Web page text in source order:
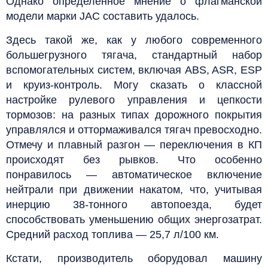
модели марки JAC составить удалось.
Здесь такой же, как у любого современного
большегрузного тягача, стандартный набор
вспомогательных систем, включая ABS, ASR, ESP
и круиз-контроль. Могу сказать о классной
настройке рулевого управления и цепкости
тормозов: на разных типах дорожного покрытия
управлялся и оттормаживался тягач превосходно.
Отмечу и плавный разгон — переключения в КП
происходят без рывков. Что особенно
понравилось — автоматическое включение
нейтрали при движении накатом, что, учитывая
инерцию 38-тонного автопоезда, будет
способствовать уменьшению общих энергозатрат.
Средний расход топлива — 25,7 л/100 км.
Кстати, производитель оборудовал машину